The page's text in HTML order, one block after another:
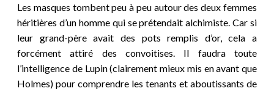
Les masques tombent peu à peu autour des deux femmes
héritières d’un homme qui se prétendait alchimiste. Car si
leur grand-père avait des pots remplis d’or, cela a
forcément attiré des convoitises. Il faudra toute
l’intelligence de Lupin (clairement mieux mis en avant que
Holmes) pour comprendre les tenants et aboutissants de